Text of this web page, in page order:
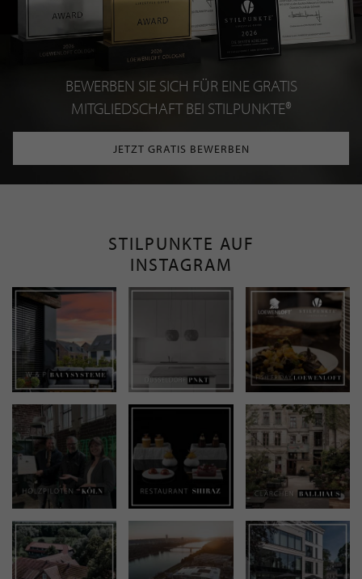
BEWERBEN SIE SICH FÜR EINE GRATIS
MITGLIEDSCHAFT BEI STILPUNKTE®
JETZT GRATIS BEWERBEN
STILPUNKTE AUF
INSTAGRAM